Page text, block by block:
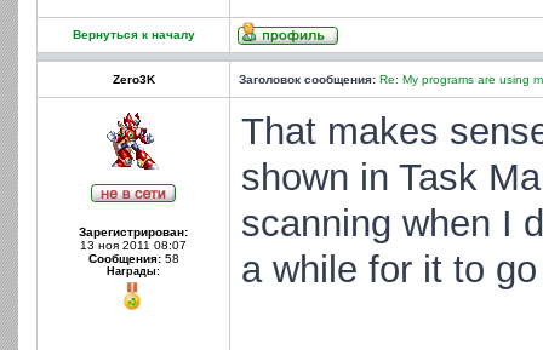
Вернуться к началу
Zero3K Заголовок сообщения: Re: My programs are using
Зарегистрирован:
13 ноя 2011 08:07
Сообщения:58
Награды:
That makes
shown in Task
scanning when I
a while for it to